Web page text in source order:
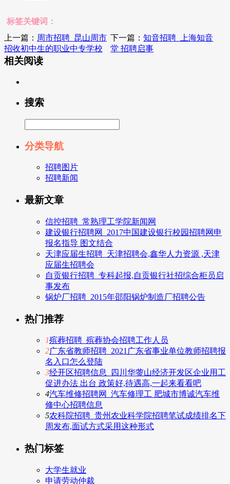
标签关键词：
上一篇： 周市招聘_昆山周市
招收初中生的职业中专学校
下一篇：知音招聘_上海知音
堂 招聘启事
相关阅读
搜索
分类导航
招聘图片
招聘新闻
最新文章
信控招聘_常熟理工学院新闻网
建设银行招聘网_2017中国建设银行校园招聘网申
报名指导 图文结合
天津应届生招聘_天津招聘会,鑫华人力资源 ,天津
应届生招聘会
自贡银行招聘_专科起报,自贡银行社招综合柜员启
事发布
锅炉厂招聘_2015年邵阳锅炉制造厂招聘公告
热门推荐
1殡葬招聘_殡葬协会招聘工作人员
2广东省教师招聘_2021广东省事业单位教师招聘报
名入口怎么登陆
3经开区招聘信息_四川华蓥山经济开发区企业用工
促进办法 出台 政策好,待遇高,一起来看看吧
4汽车维修招聘网_汽车修理工 肥城市博诚汽车维
修中心招聘信息
5农科院招聘_贵州农业科学院招聘笔试成绩排名下
周发布,面试方式采用这种形式
热门标签
大学生就业
申请劳动仲裁